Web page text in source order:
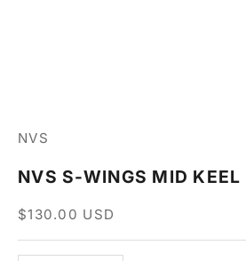
NVS
NVS S-WINGS MID KEEL
セール価格
$130.00 USD